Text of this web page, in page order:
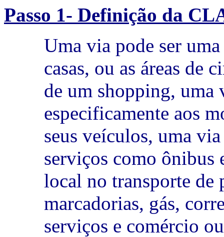
Passo 1- Definição da
Uma via pode ser
casas, ou as áreas de
de um shopping, uma
especificamente aos
seus veículos, uma
serviços como ônibus
local no transporte de
marcadorias, gás,
serviços e comércio